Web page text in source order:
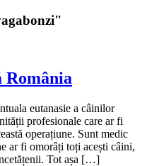
România
eutanasie a câinilor
profesionale care ar fi
operațiune. Sunt medic
ar fi omorâți toți acești câini,
Tot așa […]